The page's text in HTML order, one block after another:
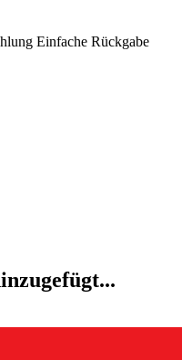
Einfache Rückgabe